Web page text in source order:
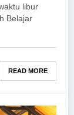
libur
Belajar
READ MORE